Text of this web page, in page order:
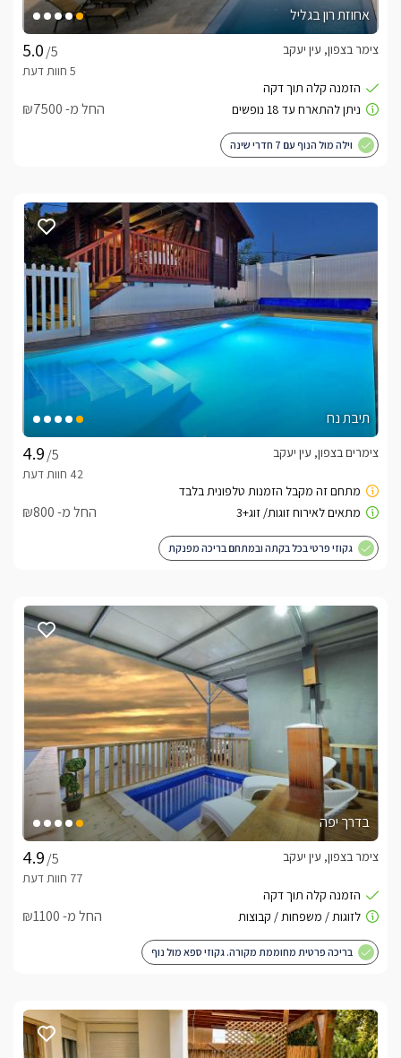
אחוזת רון בגליל
/5
צימר בצפון, עין יעקב
החל מ- ₪7500
וילה מול הנוף עם 7 חדרי שינה
תיבת נח
/5
צימרים בצפון, עין יעקב
החל מ- ₪800
גקוזי פרטי בכל בקתה ובמתחם בריכה מפנקת
בדרך יפה
/5
צימר בצפון, עין יעקב
החל מ- ₪1100
בריכה פרטית מחוממת מקורה. גקוזי ספא מול נוף